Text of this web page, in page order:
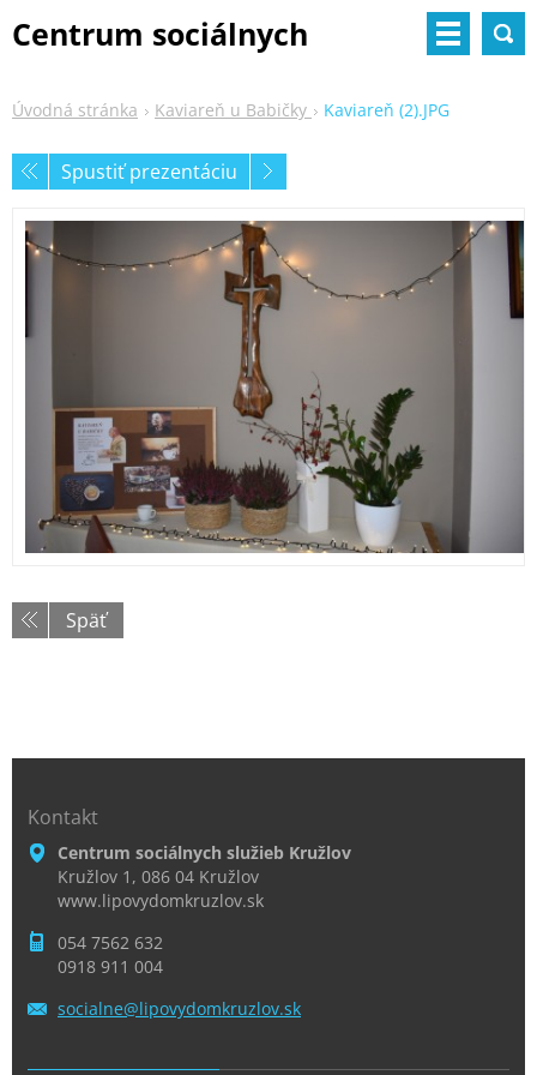
Centrum sociálnych
Úvodná stránka Kaviareň u Babičky Kaviareň (2).JPG
Spustiť prezentáciu
Späť
Kontakt
Centrum sociálnych služieb Kružlov
Kružlov 1, 086 04 Kružlov
www.lipovydomkruzlov.sk
054 7562 632
0918 911 004
socialne@lipovydomkruzlov.sk